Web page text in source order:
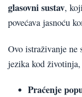
glasovni sustav,
povećava jasnoću
Ovo istraživanje ne
jezika kod
Praćenje